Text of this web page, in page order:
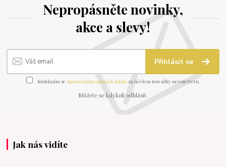
Nepropásněte novinky,
akce a slevy!
Přihlásit se
Souhlasím se zpracováním osobních údajů za účelem rozesílky newsletteru.
Můžete se kdykoli odhlásit.
Jak nás vidíte